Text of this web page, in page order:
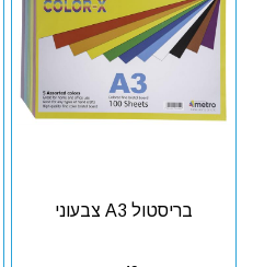
בריסטול A3 צבעוני